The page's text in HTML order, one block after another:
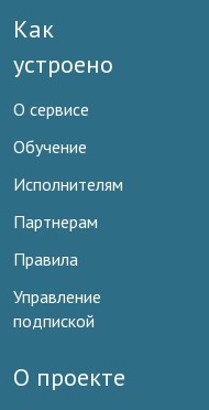
Как
устроено
О сервисе
Обучение
Исполнителям
Партнерам
Правила
Управление
подпиской
О проекте